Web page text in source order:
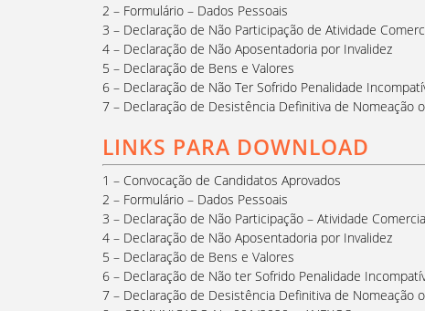
2 – Formulário – Dados Pessoais
3 – Declaração de Não Participação de Atividade
4 – Declaração de Não Aposentadoria por Invalidez
5 – Declaração de Bens e Valores
6 – Declaração de Não Ter Sofrido Penalidade
7 – Declaração de Desistência Definitiva de Nomeação
LINKS PARA DOWNLOAD
1 – Convocação de Candidatos Aprovados
2 – Formulário – Dados Pessoais
3 – Declaração de Não Participação – Atividade
4 – Declaração de Não Aposentadoria por Invalidez
5 – Declaração de Bens e Valores
6 – Declaração de Não ter Sofrido Penalidade
7 – Declaração de Desistência Definitiva de Nomeação